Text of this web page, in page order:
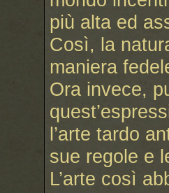
più alta ed
Così, la
maniera
Ora invece,
l’arte tardo
sue regole e
L’arte così